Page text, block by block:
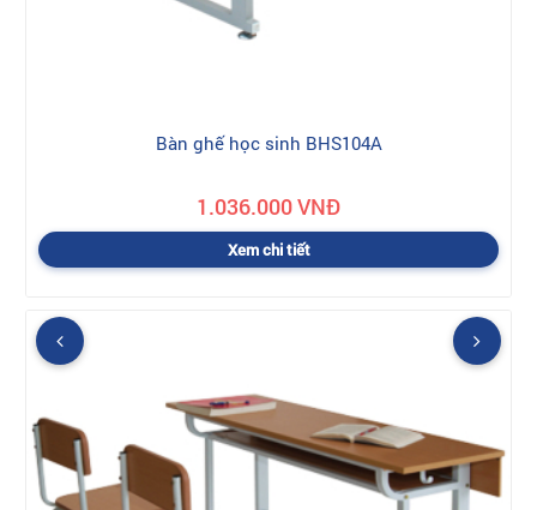
Bàn ghế học sinh BHS104A
1.036.000 VNĐ
Xem chi tiết